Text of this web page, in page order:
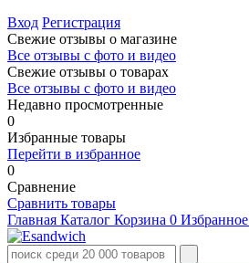
Вход Регистрация
Свежие отзывы о магазине
Все отзывы с фото и видео
Свежие отзывы о товарах
Все отзывы c фото и видео
Недавно просмотренные
0
Избранные товары
Перейти в избранное
0
Сравнение
Сравнить товары
Главная Каталог Корзина 0 Избранное